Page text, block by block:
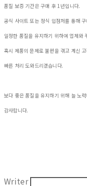
품질 보증 기간은 구매 후 1년입니다.
공식 사이트 또는 정식 입점처를 통해
일정한 품질을 유지하기 위하여 업체와
혹시 제품의 문제로 불편을 겪고 계신
빠른 처리 도와드리겠습니다.
보다 좋은 품질을 유지하기 위해 늘 노
감사합니다.
Writer